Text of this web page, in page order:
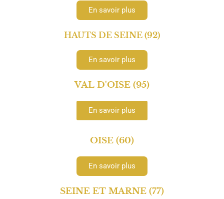
En savoir plus
HAUTS DE SEINE (92)
En savoir plus
VAL D'OISE (95)
En savoir plus
OISE (60)
En savoir plus
SEINE ET MARNE (77)